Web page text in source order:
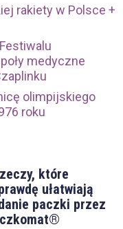
rakiety w Polsce +
medyczne
olimpijskiego
roku
które
ułatwiają
paczki przez